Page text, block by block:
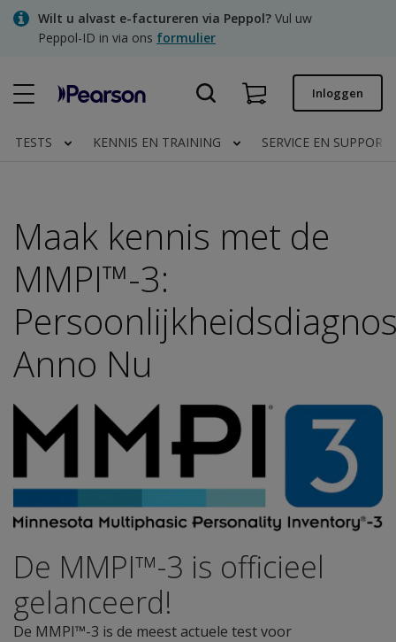
SkipWilt u alvast e-factureren via Peppol? Vul uw
Peppol-ID in via ons formulier
Snel bestellen
Clinical | NL
Inloggen
TESTS KENNIS EN TRAINING SERVICE EN SUPPORT
Maak kennis met de
MMPI™-3:
Anno Nu
De MMPI™-3 is officieel
gelanceerd!
De MMPI™-3 is de meest actuele test voor